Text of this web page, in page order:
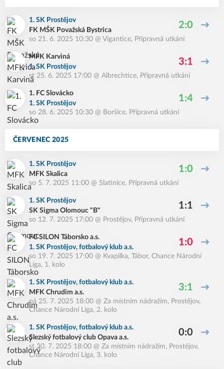
1. SK Prostějov
FK MŠK Považská Bystrica
2:0
so 21. 6. 2025 10:30 @ Vigantice, Přípravná utkání
MFK Karviná
1. SK Prostějov
3:1
st 25. 6. 2025 17:00 @ Albrechtice, Přípravná utkání
1. FC Slovácko
1. SK Prostějov
1:4
so 28. 6. 2025 10:30 @ Boršice, Přípravná utkání
ČERVENEC 2025
1. SK Prostějov
MFK Skalica
1:0
so 5. 7. 2025 11:00 @ Slatinice, Přípravná utkání
1. SK Prostějov
SK Sigma Olomouc "B"
1:1
so 12. 7. 2025 17:00 @ Prostějov, Přípravná utkání
FC SILON Táborsko a.s.
1. SK Prostějov, fotbalový klub a.s.
1:0
so 19. 7. 2025 17:00 @ Kvapilka, Tábor, Chance Národní
Liga, 1. kolo
1. SK Prostějov, fotbalový klub a.s.
MFK Chrudim a.s.
3:1
pá 25. 7. 2025 18:00 @ Za místním nádražím, Prostějov,
Chance Národní Liga, 2. kolo
1. SK Prostějov, fotbalový klub a.s.
Slezský fotbalový club Opava a.s.
0:0
st 30. 7. 2025 18:00 @ Za místním nádražím, Prostějov,
Chance Národní Liga, 3. kolo